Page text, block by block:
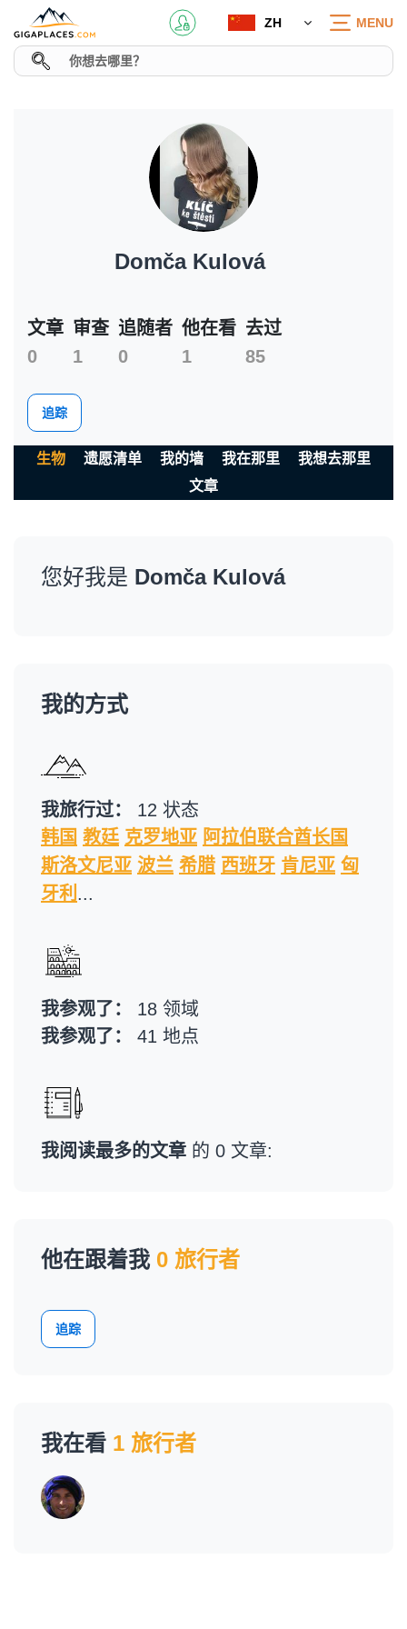
ZH MENU
Domča Kulová
文章
0
审查
1
追随者
0
他在看
1
去过
85
追踪
生物 遗愿清单 我的墙 我在那里
我想去那里
文章
您好我是 Domča Kulová
我的方式
我旅行过：
12 状态
韩国 教廷 克罗地亚 阿拉伯联合酋长国
斯洛文尼亚 波兰 希腊 西班牙 肯尼亚 匈
牙利 ...
我参观了：
18 领域
我参观了：
41 地点
我阅读最多的文章 的 0 文章:
他在跟着我 0 旅行者
追踪
我在看 1 旅行者